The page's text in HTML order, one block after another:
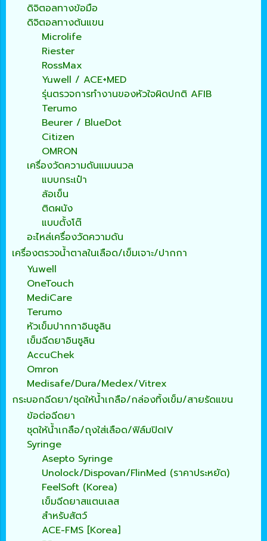
ดิจิตอลทางข้อมือ
ดิจิตอลทางต้นแขน
Microlife
Riester
RossMax
Yuwell / ACE+MED
รุ่นตรวจการทำงานของหัวใจผิดปกติ AFIB
Terumo
Beurer / BlueDot
Citizen
OMRON
เครื่องวัดความดันแมนนวล
แบบกระเป๋า
ล้อเข็น
ติดผนัง
แบบตั้งโต๊
อะไหล่เครื่องวัดความดัน
เครื่องตรวจน้ำตาลในเลือด/เข็มเจาะ/ปากกา
Yuwell
OneTouch
MediCare
Terumo
หัวเข็มปากกาอินซูลิน
เข็มฉีดยาอินซูลิน
AccuChek
Omron
Medisafe/Dura/Medex/Vitrex
กระบอกฉีดยา/ชุดให้น้ำเกลือ/กล่องทิ้งเข็ม/สายรัดแขน
ข้อต่อฉีดยา
ชุดให้น้ำเกลือ/ถุงใส่เลือด/ฟิล์มปิดIV
Syringe
Asepto Syringe
Unolock/Dispovan/FlinMed (ราคาประหยัด)
FeelSoft (Korea)
เข็มฉีดยาสแตนเลส
สำหรับสัตว์
ACE-FMS [Korea]